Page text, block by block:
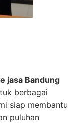
jasa Bandung
berbagai
siap membantu
puluhan